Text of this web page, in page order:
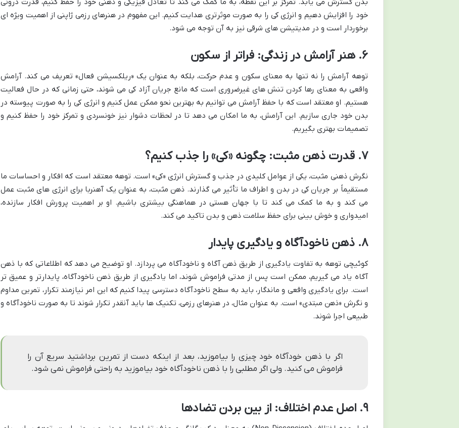
بدن گسترش می یابد. تمرکز بر این نقطه، به ما کمک می کند تا تعادل فیزیکی و ذهنی خود را حفظ کنیم، قدرت درونی
خود را افزایش دهیم و انرژی کی را به صورت موثرتری هدایت کنیم. این مفهوم در هنرهای رزمی ژاپنی از اهمیت ویژه ای
برخوردار است و در مدیتیشن های شرقی نیز به آن توجه می شود.
۶. هنر آرامش در زندگی: فراتر از سکون
توهه آرامش را نه تنها به معنای سکون و عدم حرکت، بلکه به عنوان یک «ریلکسیشن فعال» تعریف می کند. آرامش
واقعی به معنای رها کردن تنش های غیرضروری است که مانع جریان آزاد کی می شوند، حتی زمانی که در حال فعالیت
هستیم. او معتقد است که با حفظ آرامش می توانیم به بهترین نحو ممکن عمل کنیم و انرژی کی را به صورت پیوسته در
بدن خود جاری سازیم. این آرامش، به ما امکان می دهد تا در لحظات دشوار نیز خونسردی و تمرکز خود را حفظ کنیم و
تصمیمات بهتری بگیریم.
۷. قدرت ذهن مثبت: چگونه «کی» را جذب کنیم؟
نگرش ذهنی مثبت، یکی از عوامل کلیدی در جذب و گسترش انرژی «کی» است. توهه معتقد است که افکار و احساسات ما
مستقیماً بر جریان کی در بدن و اطراف ما تأثیر می گذارند. ذهن مثبت، به عنوان یک آهنربا برای انرژی های مثبت عمل
می کند و به ما کمک می کند تا با جهان هستی در هماهنگی بیشتری باشیم. او بر اهمیت پرورش افکار سازنده،
امیدواری و خوش بینی برای حفظ سلامت ذهن و بدن تاکید می کند.
۸. ذهن ناخودآگاه و یادگیری پایدار
کوئیچی توهه به تفاوت یادگیری از طریق ذهن آگاه و ناخودآگاه می پردازد. او توضیح می دهد که اطلاعاتی که با ذهن
آگاه یاد می گیریم، ممکن است پس از مدتی فراموش شوند، اما یادگیری از طریق ذهن ناخودآگاه، پایدارتر و عمیق تر
است. برای یادگیری واقعی و ماندگار، باید به سطح ناخودآگاه دسترسی پیدا کنیم که این امر نیازمند تکرار، تمرین مداوم
و نگرش «ذهن مبتدی» است. به عنوان مثال، در هنرهای رزمی، تکنیک ها باید آنقدر تکرار شوند تا به صورت ناخودآگاه و
طبیعی اجرا شوند.
اگر با ذهن خودآگاه خود چیزی را بیاموزید، بعد از اینکه دست از تمرین برداشتید سریع آن را
فراموش می کنید. ولی اگر مطلبی را با ذهن ناخودآگاه خود بیاموزید به راحتی فراموش نمی شود.
۹. اصل عدم اختلاف: از بین بردن تضادها